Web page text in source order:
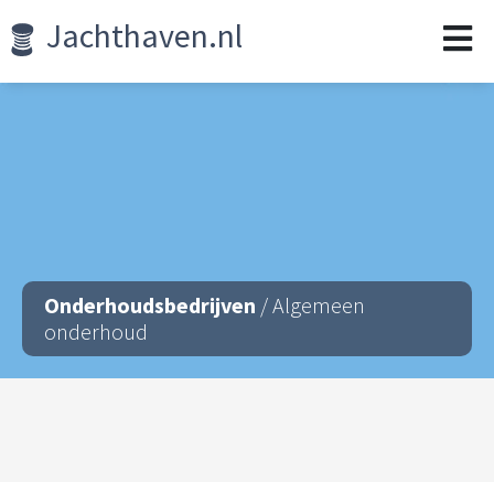
Jachthaven.nl
Onderhoudsbedrijven / Algemeen
onderhoud